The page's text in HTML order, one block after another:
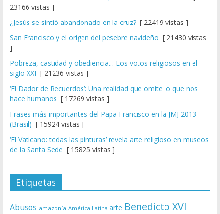
23166 vistas ]
¿Jesús se sintió abandonado en la cruz?[ 22419 vistas ]
San Francisco y el origen del pesebre navideño [ 21430 vistas
]
Pobreza, castidad y obediencia… Los votos religiosos en el
siglo XXI [ 21236 vistas ]
‘El Dador de Recuerdos’: Una realidad que omite lo que nos
hace humanos [ 17269 vistas ]
Frases más importantes del Papa Francisco en la JMJ 2013
(Brasil) [ 15924 vistas ]
‘El Vaticano: todas las pinturas’ revela arte religioso en museos
de la Santa Sede [ 15825 vistas ]
Etiquetas
Abusos amazonía América Latina arte Benedicto XVI